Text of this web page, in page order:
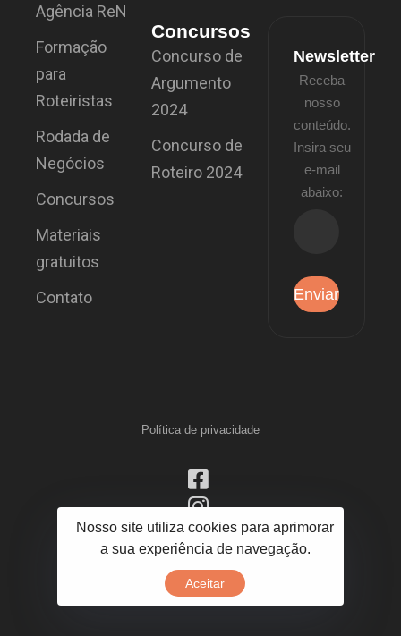
Agência ReN
Formação
para
Roteiristas
Rodada de
Negócios
Concursos
Materiais
gratuitos
Contato
Concursos
Concurso de
Argumento
2024
Concurso de
Roteiro 2024
Newsletter
Receba
nosso
conteúdo.
Insira seu
e-mail
abaixo:
Política de privacidade
Nosso site utiliza cookies para aprimorar
a sua experiência de navegação.
Aceitar